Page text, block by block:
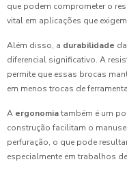
que podem comprometer o
vital em aplicações que
Além disso, a durabilidade
diferencial significativo. A
permite que essas brocas
em menos trocas de
A ergonomiatambém é um
construção facilitam o
perfuração, o que pode
especialmente em trabalhos